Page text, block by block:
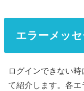
エラーメッ
ログインできない
て紹介します。各